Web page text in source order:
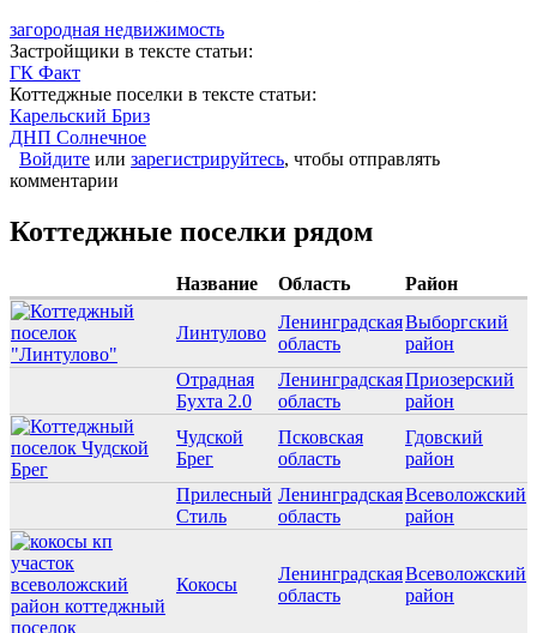
загородная недвижимость
Застройщики в тексте статьи:
ГК Факт
Коттеджные поселки в тексте статьи:
Карельский Бриз
ДНП Солнечное
Войдите или зарегистрируйтесь, чтобы отправлять
комментарии
Коттеджные поселки рядом
Название Область Район
Линтулово
Ленинградская
область
Выборгский
район
Отрадная
Бухта 2.0
Ленинградская
область
Приозерский
район
Чудской
Брег
Псковская
область
Гдовский
район
Прилесный
Стиль
Ленинградская
область
Всеволожский
район
Кокосы
Ленинградская
область
Всеволожский
район